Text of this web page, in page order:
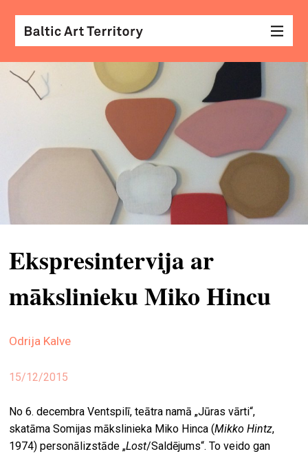
ar
Ekspresintervija ar
mākslinieku Miko Hincu
Odrija Kalve
15/12/2015
No 6. decembra Ventspilī, teātra namā „Jūras vārti“,
skatāma Somijas mākslinieka Miko Hinca (Mikko Hintz,
1974) personālizstāde „Lost/Saldējums“. To veido gan